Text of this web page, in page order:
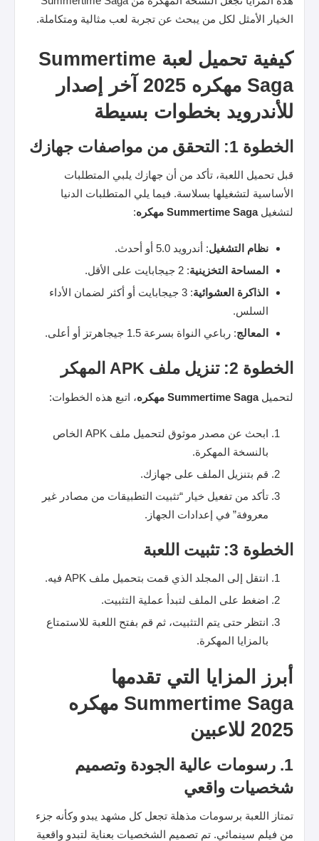
الخيار الأمثل لكل من يبحث عن تجربة لعب مثالية ومتكاملة.
كيفية تحميل لعبة Summertime
Saga مهكره 2025 آخر إصدار
للأندرويد بخطوات بسيطة
الخطوة 1: التحقق من مواصفات جهازك
قبل تحميل اللعبة، تأكد من أن جهازك يلبي المتطلبات
الأساسية لتشغيلها بسلاسة. فيما يلي المتطلبات الدنيا
لتشغيلSummertime Saga مهكره :
نظام التشغيل: أندرويد 5.0 أو أحدث.
المساحة التخزينية: 2 جيجابايت على الأقل.
الذاكرة العشوائية
: 3 جيجابايت أو أكثر لضمان الأداء
السلس.
المعالج: رباعي النواة بسرعة 1.5 جيجاهرتز أو أعلى.
الخطوة 2: تنزيل ملف APK المهكر
لتحميلSummertime Saga مهكره ، اتبع هذه الخطوات:
ابحث عن مصدر موثوق لتحميل ملف APK الخاص
بالنسخة المهكرة.
قم بتنزيل الملف على جهازك.
تأكد من تفعيل خيار “تثبيت التطبيقات من مصادر غير
معروفة” في إعدادات الجهاز.
الخطوة 3: تثبيت اللعبة
انتقل إلى المجلد الذي قمت بتحميل ملف APK فيه.
اضغط على الملف لتبدأ عملية التثبيت.
انتظر حتى يتم التثبيت، ثم قم بفتح اللعبة للاستمتاع
بالمزايا المهكرة.
أبرز المزايا التي تقدمها
Summertime Saga مهكره
2025 للاعبين
1. رسومات عالية الجودة وتصميم
شخصيات واقعي
تمتاز اللعبة برسومات مذهلة تجعل كل مشهد يبدو وكأنه جزء
من فيلم سينمائي. تم تصميم الشخصيات بعناية لتبدو واقعية